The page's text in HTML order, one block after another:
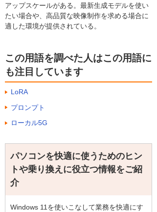
アップスケールがある。最新生成モデルを使い
たい場合や、高品質な映像制作を求める場合に
適した環境が提供されている。
この用語を調べた人はこの用語に
も注目しています
LoRA
プロンプト
ローカル5G
パソコンを快適に使うためのヒン
トや乗り換えに役立つ情報をご紹
介
Windows 11を使いこなして業務を快適にす